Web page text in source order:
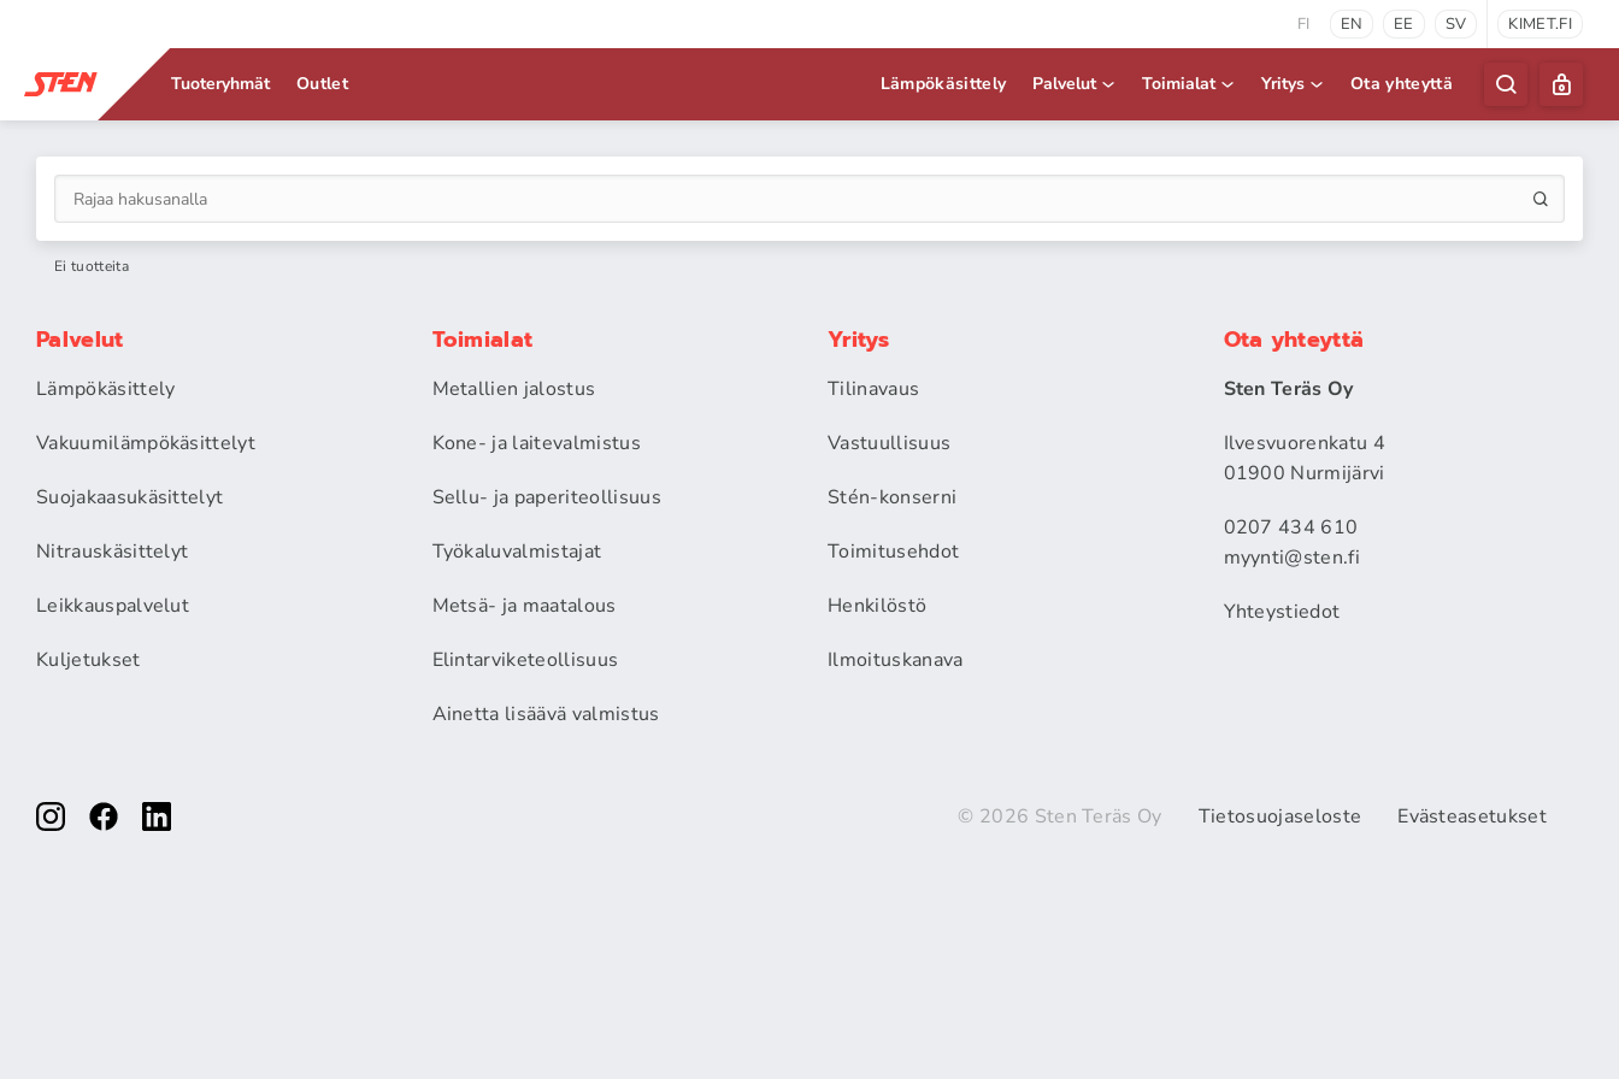
FI EN EE SV KIMET.FI
Tuoteryhmät Outlet Lämpökäsittely Palvelut Toimialat Yritys Ota yhteyttä
Ei tuotteita
Palvelut
Lämpökäsittely
Vakuumilämpökäsittelyt
Suojakaasukäsittelyt
Nitrauskäsittelyt
Leikkauspalvelut
Kuljetukset
Toimialat
Metallien jalostus
Kone- ja laitevalmistus
Sellu- ja paperiteollisuus
Työkaluvalmistajat
Metsä- ja maatalous
Elintarviketeollisuus
Ainetta lisäävä valmistus
Yritys
Tilinavaus
Vastuullisuus
Stén-konserni
Toimitusehdot
Henkilöstö
Ilmoituskanava
Ota yhteyttä
Sten Teräs Oy
Ilvesvuorenkatu 4
01900 Nurmijärvi
0207 434 610
myynti@sten.fi
Yhteystiedot
© 2026 Sten Teräs Oy Tietosuojaseloste Evästeasetukset